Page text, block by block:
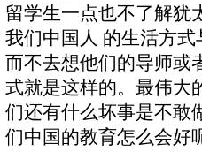
留学生一点也不了解犹
我们中国人 的生活方式
而不去想他们的导师或
式就是这样的。最伟大
们还有什么坏事是不敢
们中国的教育怎么会好